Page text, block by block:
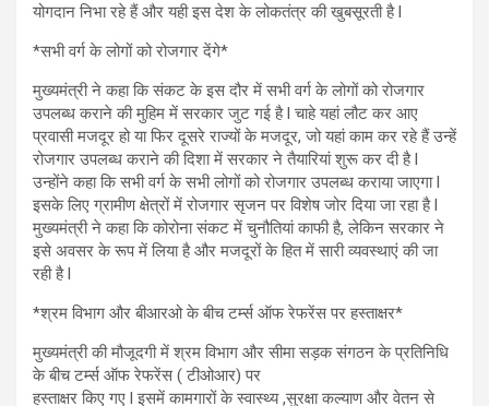
योगदान निभा रहे हैं और यही इस देश के लोकतंत्र की खुबसूरती है l
*सभी वर्ग के लोगों को रोजगार देंगे*
मुख्यमंत्री ने कहा कि संकट के इस दौर में सभी वर्ग के लोगों को रोजगार
उपलब्ध कराने की मुहिम में सरकार जुट गई है l चाहे यहां लौट कर आए
प्रवासी मजदूर हो या फिर दूसरे राज्यों के मजदूर, जो यहां काम कर रहे हैं उन्हें
रोजगार उपलब्ध कराने की दिशा में सरकार ने तैयारियां शुरू कर दी है l
उन्होंने कहा कि सभी वर्ग के सभी लोगों को रोजगार उपलब्ध कराया जाएगा l
इसके लिए ग्रामीण क्षेत्रों में रोजगार सृजन पर विशेष जोर दिया जा रहा है l
मुख्यमंत्री ने कहा कि कोरोना संकट में चुनौतियां काफी है, लेकिन सरकार ने
इसे अवसर के रूप में लिया है और मजदूरों के हित में सारी व्यवस्थाएं की जा
रही है l
*श्रम विभाग और बीआरओ के बीच टर्म्स ऑफ रेफरेंस पर हस्ताक्षर*
मुख्यमंत्री की मौजूदगी में श्रम विभाग और सीमा सड़क संगठन के प्रतिनिधि
के बीच टर्म्स ऑफ रेफरेंस ( टीओआर) पर
हस्ताक्षर किए गए l इसमें कामगारों के स्वास्थ्य ,सुरक्षा कल्याण और वेतन से